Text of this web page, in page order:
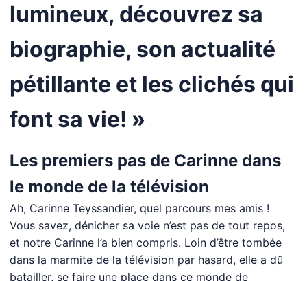
lumineux, découvrez sa
biographie, son actualité
pétillante et les clichés qui
font sa vie! »
Les premiers pas de Carinne dans
le monde de la télévision
Ah, Carinne Teyssandier, quel parcours mes amis !
Vous savez, dénicher sa voie n’est pas de tout repos,
et notre Carinne l’a bien compris. Loin d’être tombée
dans la marmite de la télévision par hasard, elle a dû
batailler, se faire une place dans ce monde de